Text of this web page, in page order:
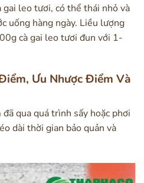
gai leo tươi, có thể thái nhỏ và
uống hàng ngày. Liều lượng
cà gai leo tươi đun với 1-
Ưu Nhược Điểm Và
qua quá trình sấy hoặc phơi
dài thời gian bảo quản và